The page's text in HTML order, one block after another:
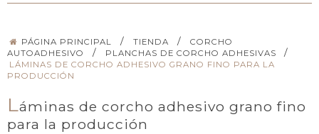
PÁGINA PRINCIPAL / TIENDA /
CORCHO
AUTOADHESIVO
/ PLANCHAS DE CORCHO ADHESIVAS /
LÁMINAS DE CORCHO ADHESIVO GRANO FINO PARA LA
PRODUCCIÓN
Láminas de corcho adhesivo grano fino
para la producción